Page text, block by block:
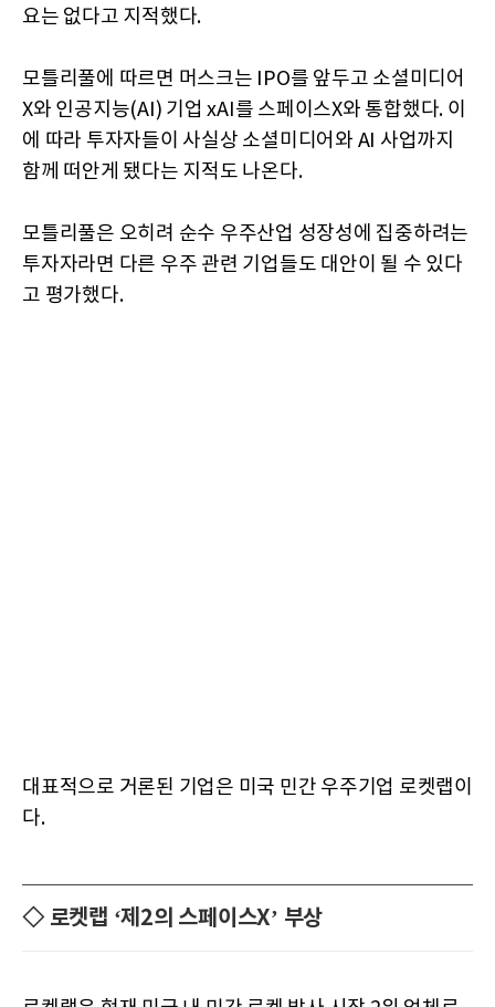
요는 없다고 지적했다.
모틀리풀에 따르면 머스크는 IPO를 앞두고 소셜미디어
X와 인공지능(AI) 기업 xAI를 스페이스X와 통합했다. 이
에 따라 투자자들이 사실상 소셜미디어와 AI 사업까지
함께 떠안게 됐다는 지적도 나온다.
모틀리풀은 오히려 순수 우주산업 성장성에 집중하려는
투자자라면 다른 우주 관련 기업들도 대안이 될 수 있다
고 평가했다.
대표적으로 거론된 기업은 미국 민간 우주기업 로켓랩이
다.
◇ 로켓랩 ‘제2의 스페이스X’ 부상